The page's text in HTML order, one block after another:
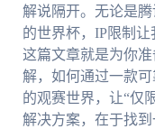
解说隔开。无论是
的世界杯，IP限制让
这篇文章就是为你
解，如何通过一款
的观赛世界，让“仅
解决方案，在于找